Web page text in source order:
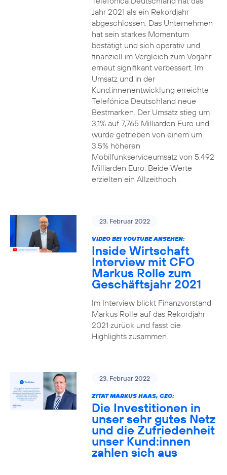
Jahr 2021 als ein Rekordjahr
abgeschlossen. Das Unternehmen
hat sein starkes Momentum
bestätigt und sich operativ und
finanziell im Vergleich zum Vorjahr
erneut signifikant verbessert. Im
Umsatz und in der
Kund:innenentwicklung erreichte
Telefónica Deutschland neue
Bestmarken. Der Umsatz stieg um
3,1% auf 7,765 Milliarden Euro und
wurde getrieben von einem um
3,5% höheren
Mobilfunkserviceumsatz von 5,492
Milliarden Euro. Beide Werte
erzielten ein Allzeithoch.
23. Februar 2022
VIDEO BEI YOUTUBE ANSEHEN:
Inside Wirtschaft
Interview mit CFO
Markus Rolle zum
Geschäftsjahr 2021
Im Interview blickt Finanzvorstand
Markus Rolle auf das Rekordjahr
2021 zurück und fasst die
Highlights zusammen.
23. Februar 2022
ZITAT MARKUS HAAS, CEO:
Die Investitionen in
unser sehr gutes Netz
und die Zufriedenheit
unser Kund:innen
zahlen sich aus